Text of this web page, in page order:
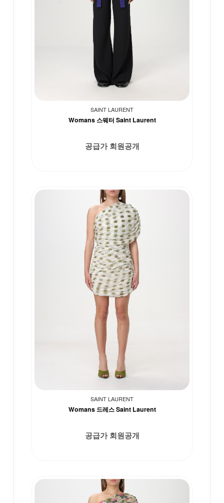
SAINT LAURENT
Womans 스웨터 Saint Laurent
공급가 회원공개
SAINT LAURENT
Womans 드레스 Saint Laurent
공급가 회원공개